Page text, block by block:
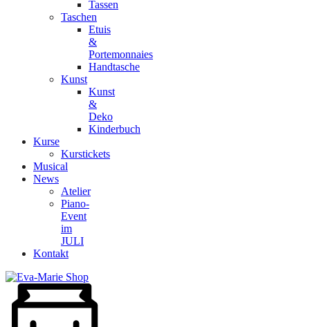
Tassen
Taschen
Etuis
&
Portemonnaies
Handtasche
Kunst
Kunst
&
Deko
Kinderbuch
Kurse
Kurstickets
Musical
News
Atelier
Piano-
Event
im
JULI
Kontakt